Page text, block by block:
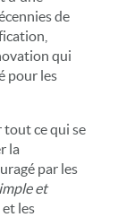
de
qui
pour les
tout ce qui se
la
par les
et
les